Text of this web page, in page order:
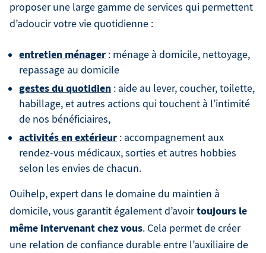
proposer une large gamme de services qui permettent
d’adoucir votre vie quotidienne :
entretien ménager : ménage à domicile, nettoyage,
repassage au domicile
gestes du quotidien : aide au lever, coucher, toilette,
habillage, et autres actions qui touchent à l’intimité
de nos bénéficiaires,
activités en extérieur : accompagnement aux
rendez-vous médicaux, sorties et autres hobbies
selon les envies de chacun.
Ouihelp, expert dans le domaine du maintien à
domicile, vous garantit également d’avoirtoujours le
même intervenant chez vous. Cela permet de créer
une relation de confiance durable entre l’auxiliaire de